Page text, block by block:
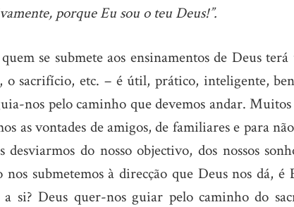
porque Eu sou o teu Deus!”.
se submete aos ensinamentos de Deus
o sacrifício, etc. – é útil, prático, inteligente,
nos pelo caminho que devemos andar.
as vontades de amigos, de familiares e para
desviarmos do nosso objectivo, dos nossos
nos submetemos à direcção que Deus nos dá,
a si? Deus quer-nos guiar pelo caminho do